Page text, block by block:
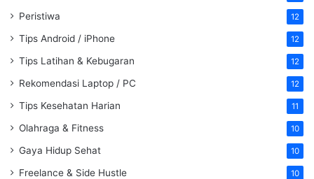
Peristiwa 12
Tips Android / iPhone 12
Tips Latihan & Kebugaran 12
Rekomendasi Laptop / PC 12
Tips Kesehatan Harian 11
Olahraga & Fitness 10
Gaya Hidup Sehat 10
Freelance & Side Hustle 10